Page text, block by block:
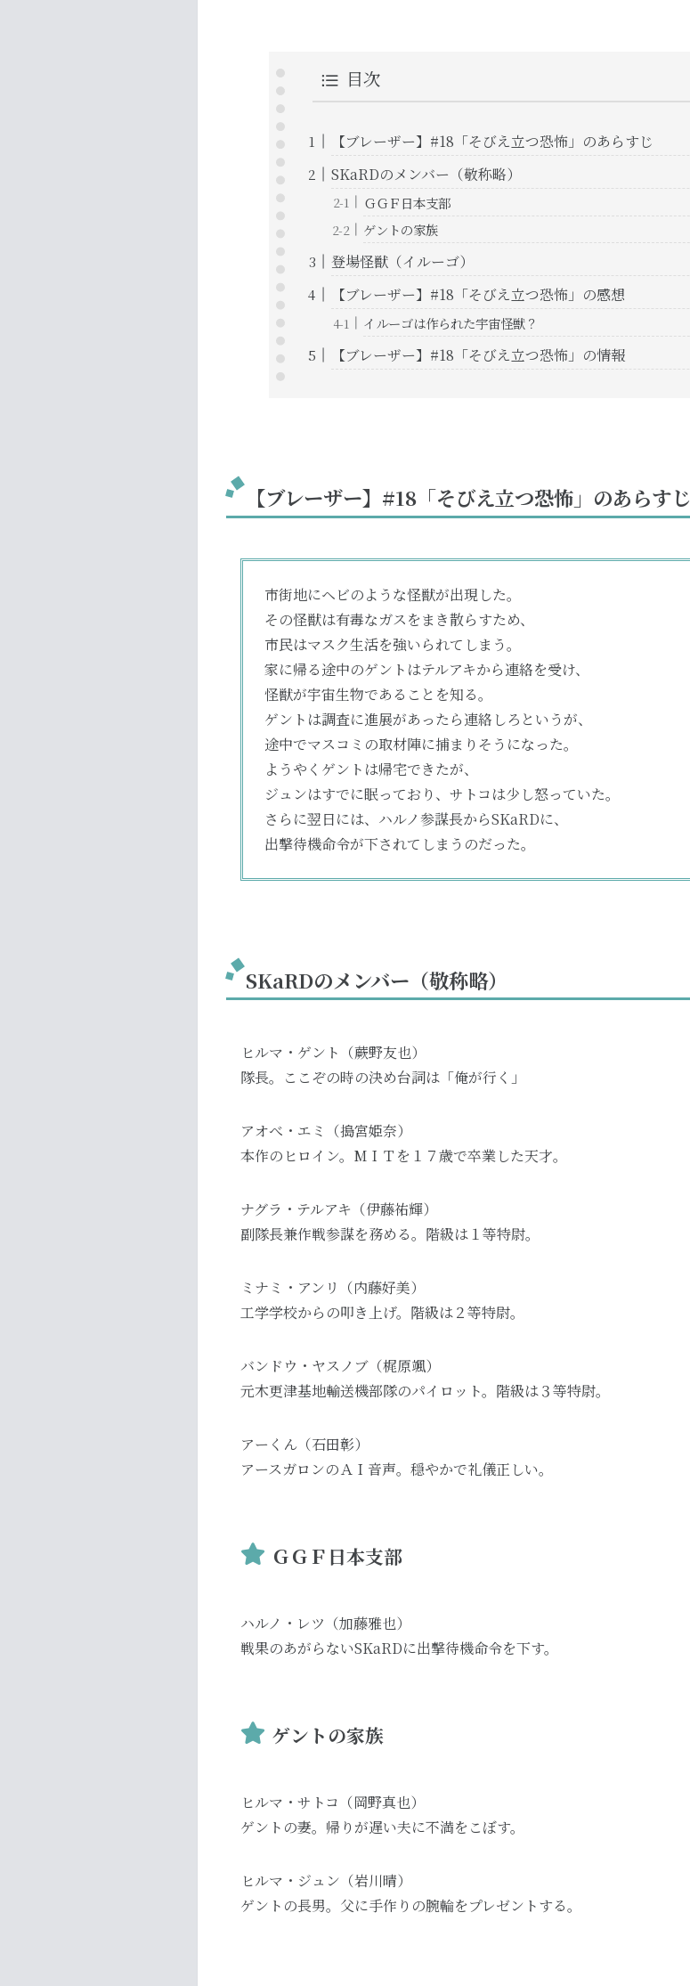
目次
【ブレーザー】#18「そびえ立つ恐怖」のあらすじ
SKaRDのメンバー（敬称略）
ＧＧＦ日本支部
ゲントの家族
登場怪獣（イルーゴ）
【ブレーザー】#18「そびえ立つ恐怖」の感想
イルーゴは作られた宇宙怪獣？
【ブレーザー】#18「そびえ立つ恐怖」の情報
【ブレーザー】#18「そびえ立つ恐怖」のあらすじ
市街地にヘビのような怪獣が出現した。
その怪獣は有毒なガスをまき散らすため、
市民はマスク生活を強いられてしまう。
家に帰る途中のゲントはテルアキから連絡を受け、
怪獣が宇宙生物であることを知る。
ゲントは調査に進展があったら連絡しろというが、
途中でマスコミの取材陣に捕まりそうになった。
ようやくゲントは帰宅できたが、
ジュンはすでに眠っており、サトコは少し怒っていた。
さらに翌日には、ハルノ参謀長からSKaRDに、
出撃待機命令が下されてしまうのだった。
SKaRDのメンバー（敬称略）
ヒルマ・ゲント（蕨野友也）
隊長。ここぞの時の決め台詞は「俺が行く」
アオべ・エミ（搗宮姫奈）
本作のヒロイン。МＩＴを１７歳で卒業した天才。
ナグラ・テルアキ（伊藤祐輝）
副隊長兼作戦参謀を務める。階級は１等特尉。
ミナミ・アンリ（内藤好美）
工学学校からの叩き上げ。階級は２等特尉。
バンドウ・ヤスノブ（梶原颯）
元木更津基地輸送機部隊のパイロット。階級は３等特尉。
アーくん（石田彰）
アースガロンのＡＩ音声。穏やかで礼儀正しい。
ＧＧＦ日本支部
ハルノ・レツ（加藤雅也）
戦果のあがらないSKaRDに出撃待機命令を下す。
ゲントの家族
ヒルマ・サトコ（岡野真也）
ゲントの妻。帰りが遅い夫に不満をこぼす。
ヒルマ・ジュン（岩川晴）
ゲントの長男。父に手作りの腕輪をプレゼントする。